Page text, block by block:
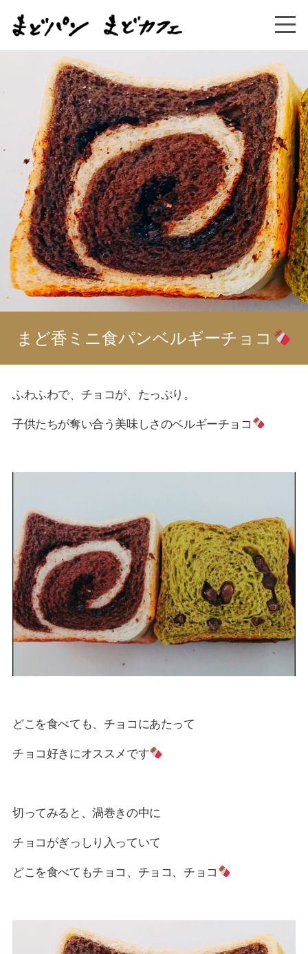
まど香ミニ食パンベルギーチョコ
ふわふわで、チョコが、たっぷり。
子供たちが奪い合う美味しさのベルギーチョコ
どこを食べても、チョコにあたって
チョコ好きにオススメです
切ってみると、渦巻きの中に
チョコがぎっしり入っていて
どこを食べてもチョコ、チョコ、チョコ